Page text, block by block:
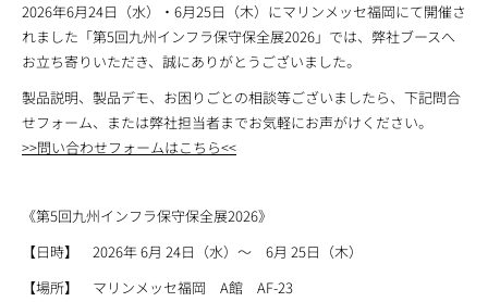
2026年6月24日（水）・6月25日（木）にマリンメッセ福岡にて開催さ
れました「第5回九州インフラ保守保全展2026」では、弊社ブースへ
お立ち寄りいただき、誠にありがとうございました。
製品説明、製品デモ、お困りごとの相談等ございましたら、下記問合
せフォーム、または弊社担当者までお気軽にお声がけください。
>>問い合わせフォームはこちら<<
《第5回九州インフラ保守保全展2026》
【日時】 2026年 6月 24日（水）～ 6月 25日（木）
【場所】 マリンメッセ福岡 A館 AF-23